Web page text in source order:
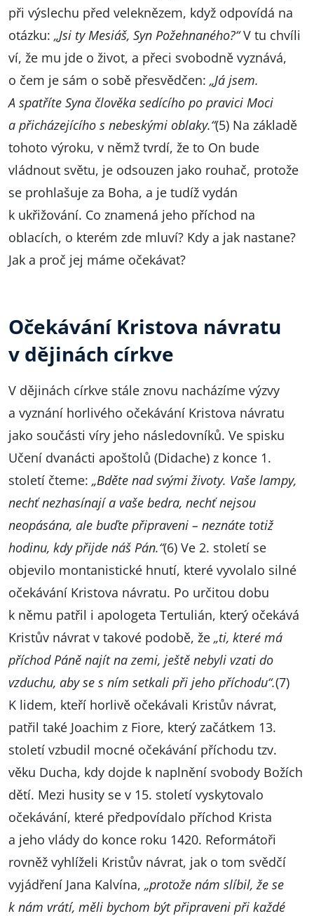
při výslechu před veleknězem, když odpovídá na
otázku: „Jsi ty Mesiáš, Syn Požehnaného?“V tu chvíli
ví, že mu jde o život, a přeci svobodně vyznává,
o čem je sám o sobě přesvědčen: „Já jsem.
A spatříte Syna člověka sedícího po pravici Moci
a přicházejícího s nebeskými oblaky.“(5) Na základě
tohoto výroku, v němž tvrdí, že to On bude
vládnout světu, je odsouzen jako rouhač, protože
se prohlašuje za Boha, a je tudíž vydán
k ukřižování. Co znamená jeho příchod na
oblacích, o kterém zde mluví? Kdy a jak nastane?
Jak a proč jej máme očekávat?
Očekávání Kristova návratu
v dějinách církve
V dějinách církve stále znovu nacházíme výzvy
a vyznání horlivého očekávání Kristova návratu
jako součásti víry jeho následovníků. Ve spisku
Učení dvanácti apoštolů (Didache) z konce 1.
století čteme: „Bděte nad svými životy. Vaše lampy,
nechť nezhasínají a vaše bedra, nechť nejsou
neopásána, ale buďte připraveni – neznáte totiž
hodinu, kdy přijde náš Pán.“(6) Ve 2. století se
objevilo montanistické hnutí, které vyvolalo silné
očekávání Kristova návratu. Po určitou dobu
k němu patřil i apologeta Tertulián, který očekává
Kristův návrat v takové podobě, že „ti, které má
příchod Páně najít na zemi, ještě nebyli vzati do
vzduchu, aby se s ním setkali při jeho příchodu“.(7)
K lidem, kteří horlivě očekávali Kristův návrat,
patřil také Joachim z Fiore, který začátkem 13.
století vzbudil mocné očekávání příchodu tzv.
věku Ducha, kdy dojde k naplnění svobody Božích
dětí. Mezi husity se v 15. století vyskytovalo
očekávání, které předpovídalo příchod Krista
a jeho vlády do konce roku 1420. Reformátoři
rovněž vyhlíželi Kristův návrat, jak o tom svědčí
vyjádření Jana Kalvína, „protože nám slíbil, že se
k nám vrátí, měli bychom být připraveni při každé